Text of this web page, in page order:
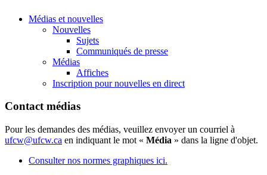
Médias et nouvelles
Nouvelles
Sujets
Communiqués de presse
Médias
Affiches
Inscription pour nouvelles en direct
Contact médias
Pour les demandes des médias, veuillez envoyer un courriel à
ufcw@ufcw.ca en indiquant le mot « Média » dans la ligne d'objet.
Consulter nos normes graphiques ici.